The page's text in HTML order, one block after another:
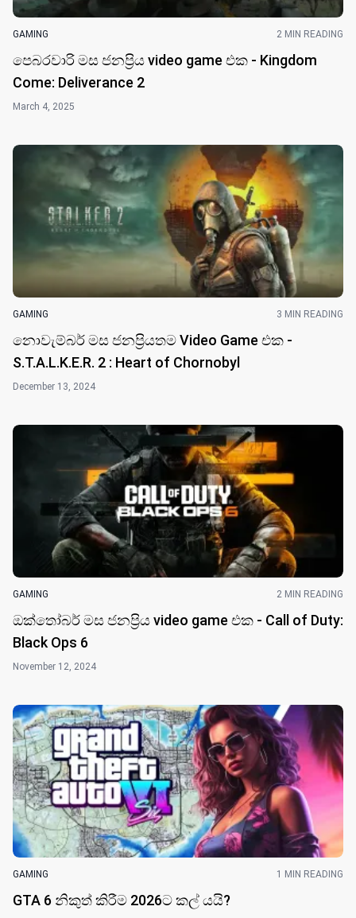
GAMING 2 MIN READING
පෙබරවාරි මස ජනප්‍රිය video game එක - Kingdom
Come: Deliverance 2
March 4, 2025
GAMING 3 MIN READING
නොවැම්බර් මස ජනප්‍රියතම Video Game එක -
S.T.A.L.K.E.R. 2 : Heart of Chornobyl
December 13, 2024
GAMING 2 MIN READING
ඔක්තෝබර් මස ජනප්‍රිය video game එක - Call of Duty:
Black Ops 6
November 12, 2024
GAMING 1 MIN READING
GTA 6 නිකුත් කිරීම 2026ට කල් යයි?